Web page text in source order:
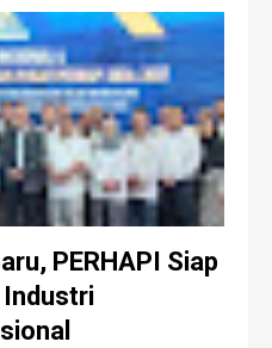
PERHAPI Siap
Industri